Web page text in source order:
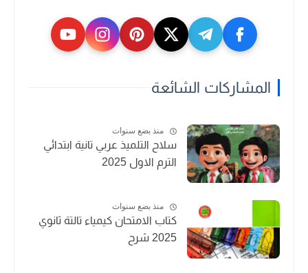
المشاركات الشائعة
منذ بضع سنوات
سلاح التلميذ عربي تانية ابتدائي
الترم الاول 2025
منذ بضع سنوات
كتاب الامتحان كيمياء تالتة ثانوي
2025 شرح